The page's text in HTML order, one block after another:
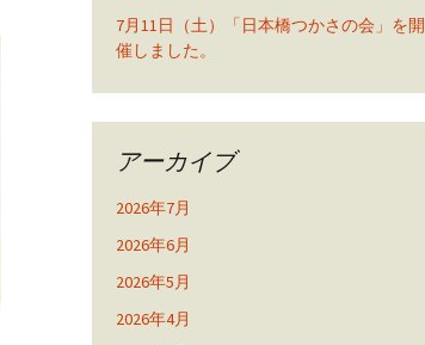
7月11日（土）「日本橋つかさの会」を開
催しました。
アーカイブ
2026年7月
2026年6月
2026年5月
2026年4月